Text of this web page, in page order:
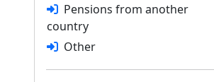
Pensions from another
country
Other